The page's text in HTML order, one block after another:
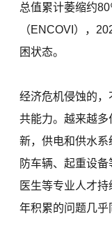
总值累计萎缩约
（ENCOVI），
困状态。
经济危机侵蚀的
共能力。越来越
新，供电和供水
防车辆、起重设备
医生等专业人才
年积累的问题几乎